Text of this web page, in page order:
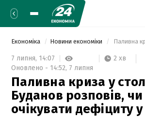
Економіка Новини економіки
7 липня, 14:07
2 хв
Оновлено - 14:52, 7 липня
Паливна криза у
Буданов розповів, чи
очікувати дефіциту у